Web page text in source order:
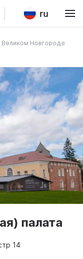
ru
Великом Новгороде
палата
14